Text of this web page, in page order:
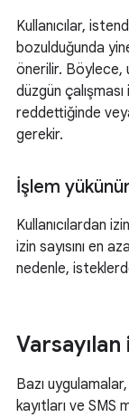
Kullanıcılar,
bozulduğunda
önerilir. Böylece,
düzgün
reddettiğinde
gerekir.
İşlem
Kullanıcılardan
izin sayısını en
nedenle,
Bazı
kayıtları ve SMS